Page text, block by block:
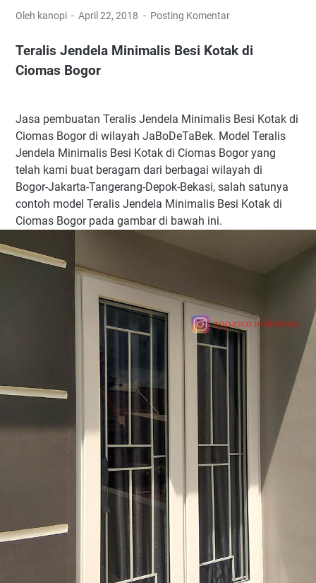
Oleh kanopi April 22, 2018 Posting Komentar
Teralis Jendela Minimalis Besi Kotak di
Ciomas Bogor
Jasa pembuatan Teralis Jendela Minimalis Besi Kotak di
Ciomas Bogor di wilayah JaBoDeTaBek. Model Teralis
Jendela Minimalis Besi Kotak di Ciomas Bogor yang
telah kami buat beragam dari berbagai wilayah di
Bogor-Jakarta-Tangerang-Depok-Bekasi, salah satunya
contoh model Teralis Jendela Minimalis Besi Kotak di
Ciomas Bogor pada gambar di bawah ini.